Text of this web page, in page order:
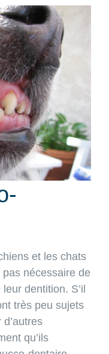
et les chats
pas nécessaire de
dentition. S’il
très peu sujets
qu’ils